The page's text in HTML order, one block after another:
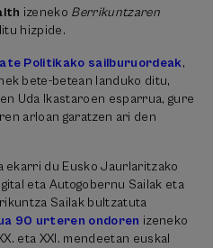
izeneko Berrikuntzaren
hizpide.
Politikako sailburuordeak,
bete-betean landuko ditu,
Uda Ikastaroen esparrua, gure
arloan garatzen ari den
ekarri du Eusko Jaurlaritzako
eta Autogobernu Sailak eta
Sailak bultzatuta
90 urteren ondoren izeneko
eta XXI. mendeetan euskal